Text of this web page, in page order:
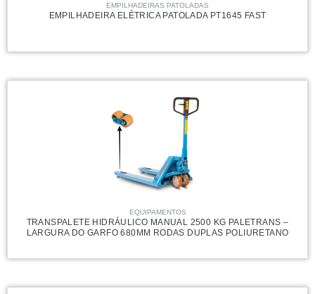
EMPILHADEIRAS PATOLADAS
EMPILHADEIRA ELÉTRICA PATOLADA PT1645 FAST
EQUIPAMENTOS
TRANSPALETE HIDRÁULICO MANUAL 2500 KG PALETRANS –
LARGURA DO GARFO 680MM RODAS DUPLAS POLIURETANO